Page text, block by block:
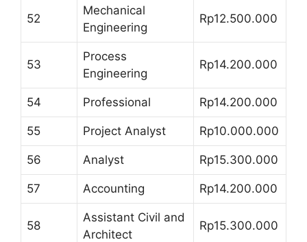
52
Mechanical
Engineering
Rp12.500.000
53
Process
Engineering
Rp14.200.000
54 Professional Rp14.200.000
55 Project Analyst Rp10.000.000
56 Analyst Rp15.300.000
57 Accounting Rp14.200.000
58
Assistant Civil and
Architect
Rp15.300.000